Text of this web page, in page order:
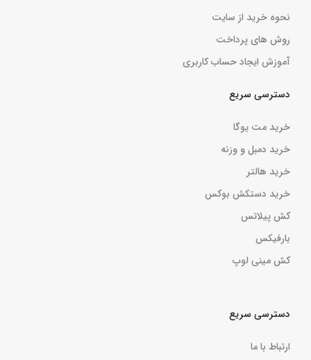
دسترسی سریع
ارتباط با ما
نحوه خرید از سایت
روش های پرداخت
آموزش ایجاد حساب کاربری
دسترسی سریع
خرید مت یوگا
خرید دمبل و وزنه
خرید هالتر
خرید دستکش بوکس
کش پیلاتس
بارفیکس
کش مینی لوپ